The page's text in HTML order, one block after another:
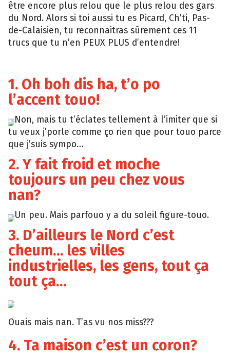
être encore plus relou que le plus relou des gars
du Nord. Alors si toi aussi tu es Picard, Ch’ti, Pas-
de-Calaisien, tu reconnaitras sûrement ces 11
trucs que tu n’en PEUX PLUS d’entendre!
1. Oh boh dis ha, t’o po
l’accent touo!
Img
Non, mais tu t’éclates tellement à l’imiter que si
tu veux j’porle comme ço rien que pour touo parce
que j’suis sympo…
2. Y fait froid et moche
toujours un peu chez vous
nan?
Gurl
Un peu. Mais parfouo y a du soleil figure-touo.
3. D’ailleurs le Nord c’est
cheum… les villes
industrielles, les gens, tout ça
tout ça…
Skyrock
Ouais mais nan. T’as vu nos miss???
4. Ta maison c’est un coron?